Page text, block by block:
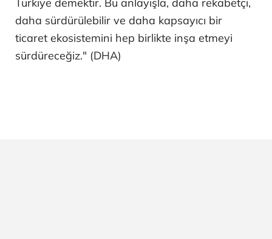
Türkiye demektir. Bu anlayışla, daha rekabetçi,
daha sürdürülebilir ve daha kapsayıcı bir
ticaret ekosistemini hep birlikte inşa etmeyi
sürdüreceğiz." (DHA)